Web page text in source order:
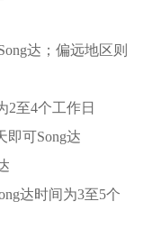
达；偏远地区则
2至4个工作日
即可Song达
达时间为3至5个